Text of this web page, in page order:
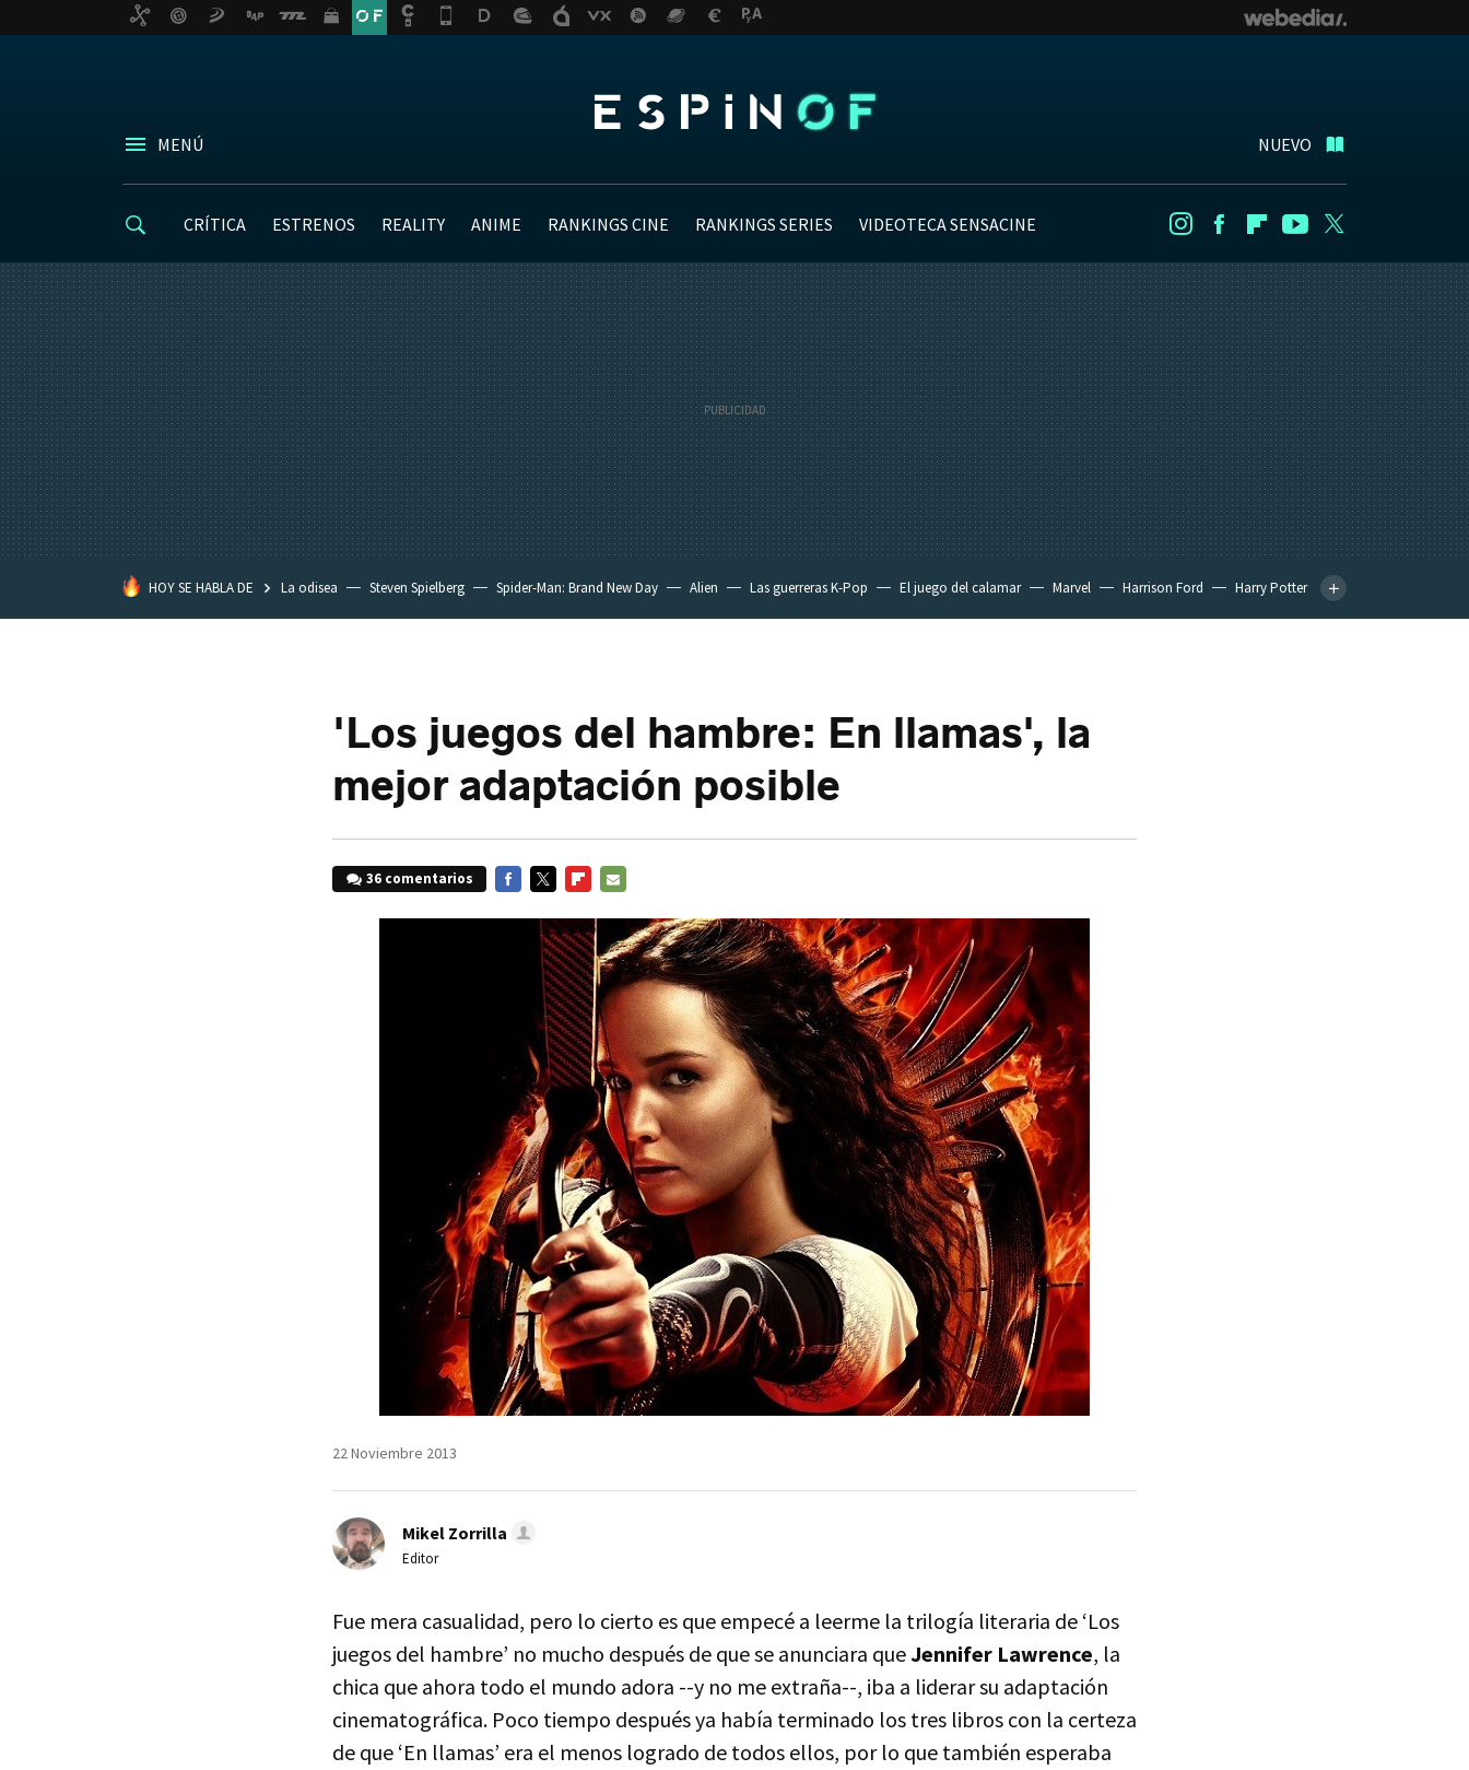
MENÚ NUEVO
CRÍTICA ESTRENOS REALITY ANIME RANKINGS CINE RANKINGS SERIES VIDEOTECA SENSACINE InstagramFacebookFlipboard
Youtube
HOY SE HABLA DE La odisea Steven Spielberg Spider-Man: Brand New Day Alien Las guerreras K-Pop El juego del calamar Marvel Harrison Ford
Harry Potter
'Los juegos del hambre: En llamas', la
mejor adaptación posible
36 comentarios
22 Noviembre 2013
Mikel Zorrilla
Editor
Fue mera casualidad, pero lo cierto es que empecé a leerme la trilogía literaria de ‘Los
juegos del hambre’ no mucho después de que se anunciara queJennifer Lawrence, la
chica que ahora todo el mundo adora --y no me extraña--, iba a liderar su adaptación
cinematográfica. Poco tiempo después ya había terminado los tres libros con la certeza
de que ‘En llamas’ era el menos logrado de todos ellos, por lo que también esperaba